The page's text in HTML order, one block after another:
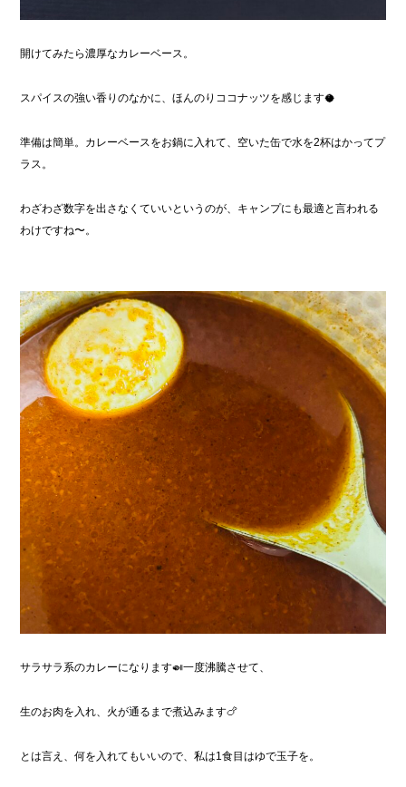
開けてみたら濃厚なカレーベース。
スパイスの強い香りのなかに、ほんのりココナッツを感じます🥥
準備は簡単。カレーベースをお鍋に入れて、空いた缶で水を2杯はかってプ
ラス。
わざわざ数字を出さなくていいというのが、キャンプにも最適と言われる
わけですね〜。
サラサラ系のカレーになります🍛一度沸騰させて、
生のお肉を入れ、火が通るまで煮込みます🍗
とは言え、何を入れてもいいので、私は1食目はゆで玉子を。